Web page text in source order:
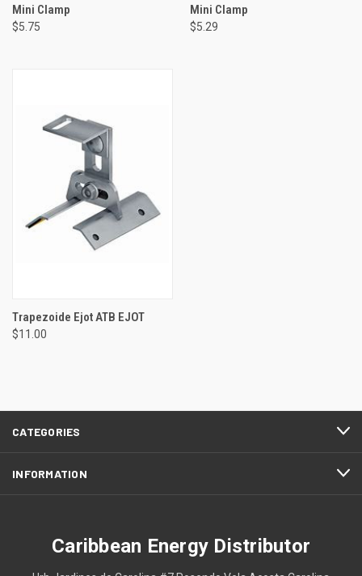
Mini Clamp
$5.75
Mini Clamp
$5.29
Trapezoide Ejot ATB EJOT
$11.00
CATEGORIES
INFORMATION
Caribbean Energy Distributor